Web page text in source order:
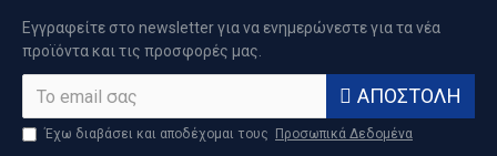
Εγγραφείτε στο newsletter για να ενημερώνεστε για τα νέα
προϊόντα και τις προσφορές μας.
ΑΠΟΣΤΟΛΉ
Έχω διαβάσει και αποδέχομαι τους Προσωπικά Δεδομένα